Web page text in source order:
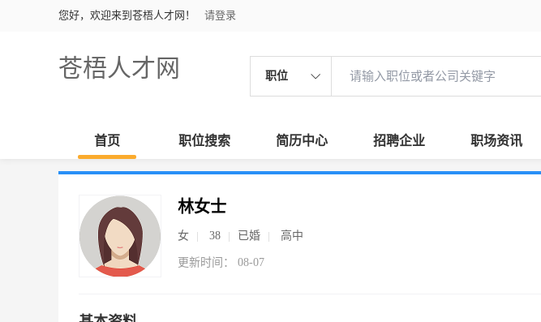
您好，欢迎来到苍梧人才网！ 请登录
苍梧人才网 职位
首页 职位搜索 简历中心 招聘企业 职场资讯
林女士
女 38 已婚 高中
更新时间： 08-07